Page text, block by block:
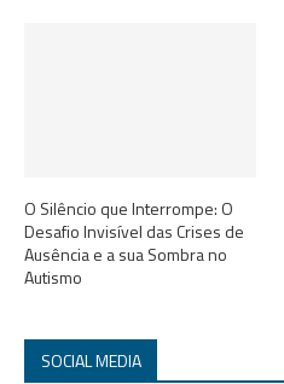
O Silêncio que Interrompe: O
Desafio Invisível das Crises de
Ausência e a sua Sombra no
Autismo
SOCIAL MEDIA